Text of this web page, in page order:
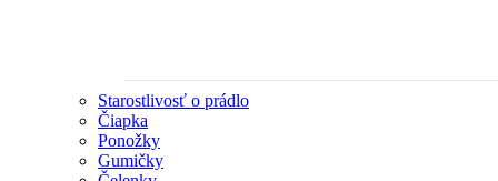
Starostlivosť o prádlo
Čiapka
Ponožky
Gumičky